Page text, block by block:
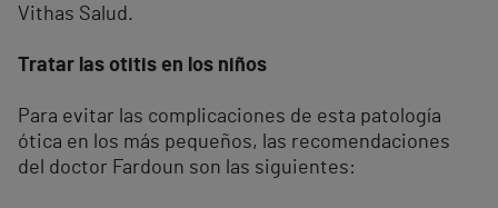
Vithas Salud.
Tratar las otitis en los niños
Para evitar las complicaciones de esta patología
ótica en los más pequeños, las recomendaciones
del doctor Fardoun son las siguientes: